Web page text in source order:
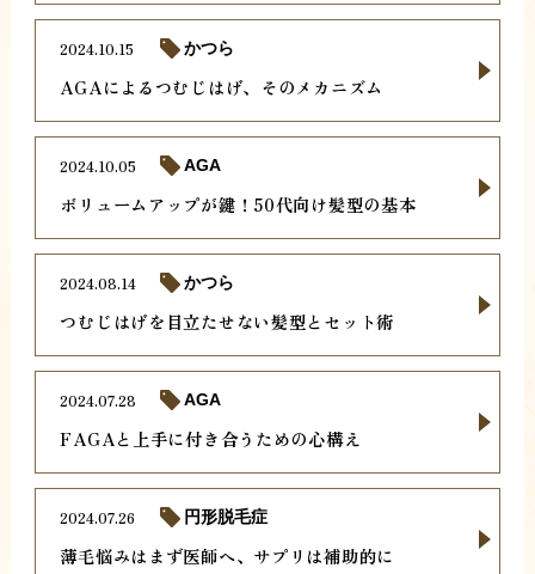
AGAによるつむじはげ、そのメカニズム
2024.10.15 かつら
ボリュームアップが鍵！50代向け髪型の基本
2024.10.05 AGA
つむじはげを目立たせない髪型とセット術
2024.08.14 かつら
FAGAと上手に付き合うための心構え
2024.07.28 AGA
薄毛悩みはまず医師へ、サプリは補助的に
2024.07.26 円形脱毛症